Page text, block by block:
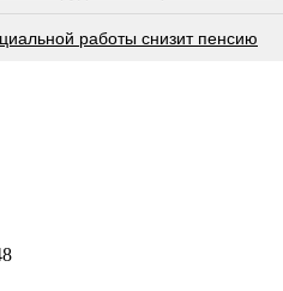
работы снизит пенсию